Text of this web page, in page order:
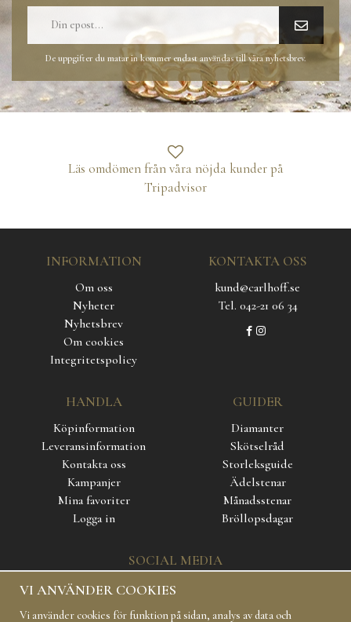
De uppgifter du matar in kommer endast användas till våra nyhetsbrev.
Läs omdömen från våra nöjda kunder på
Tripadvisor
INFORMATION
Om oss
Nyheter
Nyhetsbrev
Om cookies
Integritetspolicy
KONTAKTA OSS
kund@carlhoff.se
Tel. 042-21 06 34
HANDLA
Köpinformation
Leveransinformation
Kontakta oss
Kampanjer
Mina favoriter
Logga in
GUIDER
Diamanter
Skötselråd
Storleksguide
Ädelstenar
Månadsstenar
Bröllopsdagar
SOCIAL MEDIA
VI ANVÄNDER COOKIES
Vi använder cookies för funktion på sidan, analys av data och